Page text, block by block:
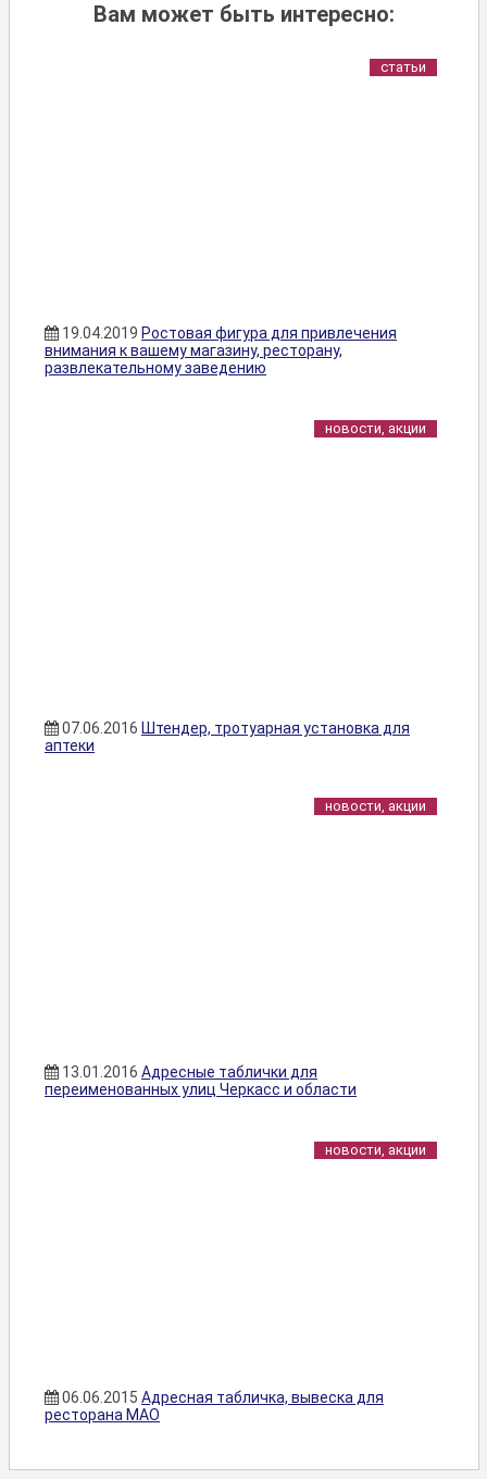
Вам может быть интересно:
статьи
19.04.2019 Ростовая фигура для привлечения
внимания к вашему магазину, ресторану,
развлекательному заведению
новости, акции
07.06.2016 Штендер, тротуарная установка для
аптеки
новости, акции
13.01.2016 Адресные таблички для
переименованных улиц Черкасс и области
новости, акции
06.06.2015 Адресная табличка, вывеска для
ресторана МАО